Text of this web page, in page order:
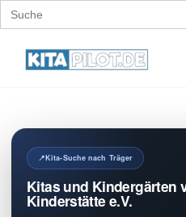
Search
for:
Kita-Suche nach Träger
Kitas und Kindergärten
Kinderstätte e.V.